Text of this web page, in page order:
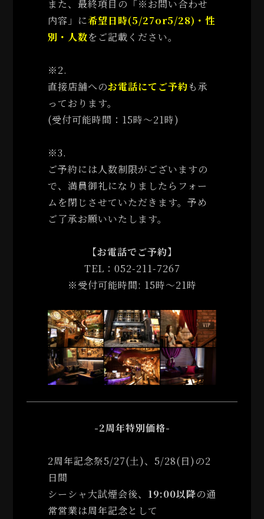
また、最終項目の「※お問い合わせ
内容」に希望日時(5/27or5/28)・性
別・人数をご記載ください。
※2.
直接店舗へのお電話にてご予約も承
っております。
(受付可能時間：15時〜21時)
※3.
ご予約には人数制限がございますの
で、満員御礼になりましたらフォー
ムを閉じさせていただきます。予め
ご了承お願いいたします。
【お電話でご予約】
TEL： 052-211-7267
※受付可能時間: 15時〜21時
-2周年特別価格-
2周年記念祭5/27(土)、5/28(日)の2
日間
シーシャ大試煙会後、 19:00以降の通
常営業は周年記念として